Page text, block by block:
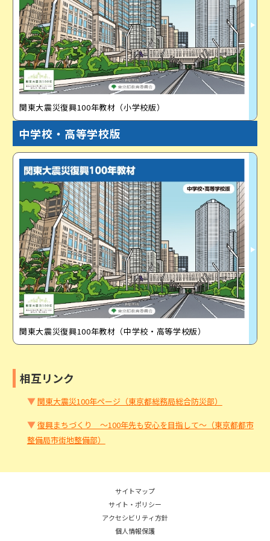
関東大震災復興100年教材（小学校版）
中学校・高等学校版
関東大震災復興100年教材（中学校・高等学校版）
相互リンク
▼ 関東大震災100年ページ（東京都総務局総合防災部）
▼ 復興まちづくり ～100年先も安心を目指して～（東京都都市
整備局市街地整備部）
サイトマップ
サイト・ポリシー
アクセシビリティ方針
個人情報保護